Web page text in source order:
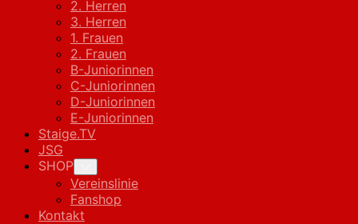
2. Herren
3. Herren
1. Frauen
2. Frauen
B-Juniorinnen
C-Juniorinnen
D-Juniorinnen
E-Juniorinnen
Staige.TV
JSG
SHOP
Child
Menu
Vereinslinie
Fanshop
Kontakt